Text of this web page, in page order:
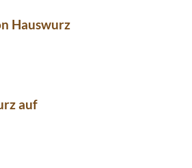
Hauswurz
auf